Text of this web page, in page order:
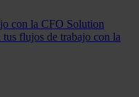
con la CFO Solution
flujos de trabajo con la